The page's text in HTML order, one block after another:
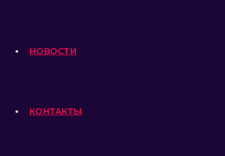
НОВОСТИ
КОНТАКТЫ